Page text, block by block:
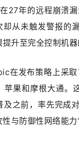
27年的远程崩溃
从未触发警报的
升至完全控制机器
在发布策略上采
苹果和摩根大通。
及之前，率先完成
与防御性网络能力